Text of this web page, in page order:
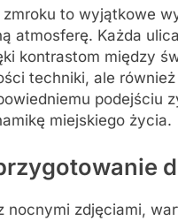
to wyjątkowe
atmosferę. Każda
kontrastom między
techniki, ale
podejściu
miejskiego życia.
nocnymi zdjęciami,